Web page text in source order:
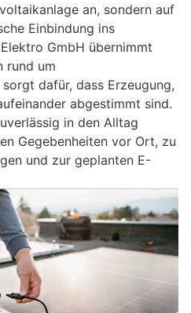
an, sondern auf
Einbindung ins
GmbH übernimmt
rund um
dafür, dass Erzeugung,
abgestimmt sind.
in den Alltag
Gegebenheiten vor Ort, zu
und zur geplanten E-